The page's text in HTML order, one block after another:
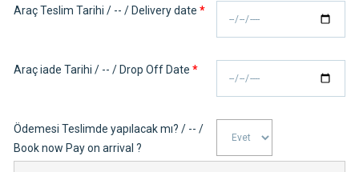
Araç Teslim Tarihi / -- / Delivery date *
Araç iade Tarihi / -- / Drop Off Date *
Ödemesi Teslimde yapılacak mı? / -- /
Book now Pay on arrival ?